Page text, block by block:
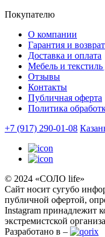
Покупателю
О компании
Гарантия и возврат
Доставка и оплата
Мебель и текстиль
Отзывы
Контакты
Публичная оферта
Политика
+7 (917) 290-01-08
© 2024 «СОЛО life»
Сайт носит сугубо
публичной офертой,
Instagram принадлежит
экстремистской
Разработано в –